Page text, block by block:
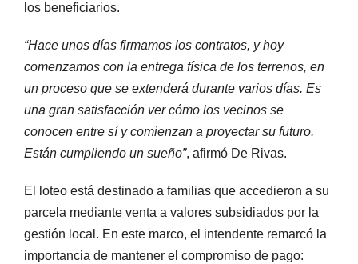
los beneficiarios.
“Hace unos días firmamos los contratos, y hoy
comenzamos con la entrega física de los terrenos, en
un proceso que se extenderá durante varios días. Es
una gran satisfacción ver cómo los vecinos se
conocen entre sí y comienzan a proyectar su futuro.
Están cumpliendo un sueño”, afirmó De Rivas.
El loteo está destinado a familias que accedieron a su
parcela mediante venta a valores subsidiados por la
gestión local. En este marco, el intendente remarcó la
importancia de mantener el compromiso de pago: